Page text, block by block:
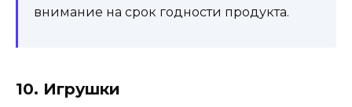
внимание на срок годности продукта.
10. Игрушки